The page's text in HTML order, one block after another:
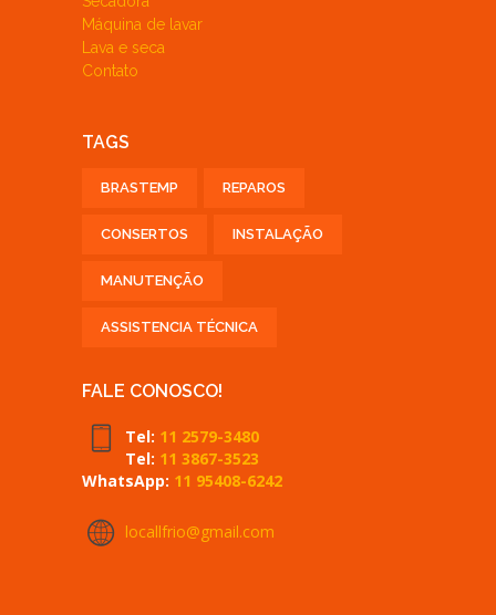
Máquina de lavar
Lava e seca
Contato
TAGS
BRASTEMP REPAROS
CONSERTOS INSTALAÇÃO
MANUTENÇÃO
ASSISTENCIA TÉCNICA
FALE CONOSCO!
Tel: 11 2579-3480
Tel: 11 3867-3523
WhatsApp: 11 95408-6242
locallfrio@gmail.com